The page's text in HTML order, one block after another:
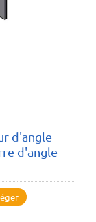
d'angle
d'angle -